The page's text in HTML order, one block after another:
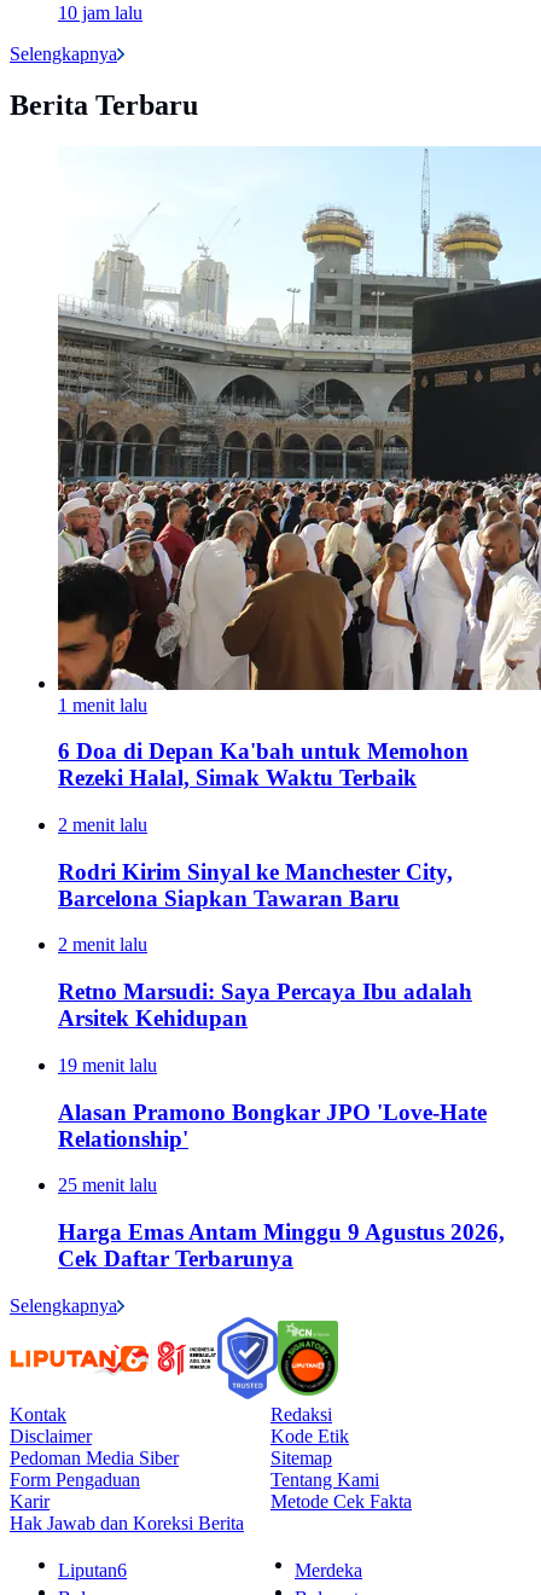
10 jam lalu
Selengkapnya
Berita Terbaru
1 menit lalu
6 Doa di Depan Ka'bah untuk Memohon
Rezeki Halal, Simak Waktu Terbaik
2 menit lalu
Rodri Kirim Sinyal ke Manchester City,
Barcelona Siapkan Tawaran Baru
2 menit lalu
Retno Marsudi: Saya Percaya Ibu adalah
Arsitek Kehidupan
19 menit lalu
Alasan Pramono Bongkar JPO 'Love-Hate
Relationship'
25 menit lalu
Harga Emas Antam Minggu 9 Agustus 2026,
Cek Daftar Terbarunya
Selengkapnya
Kontak
Redaksi
Disclaimer
Kode Etik
Pedoman Media Siber
Sitemap
Form Pengaduan
Tentang Kami
Karir
Metode Cek Fakta
Hak Jawab dan Koreksi Berita
Liputan6
Merdeka